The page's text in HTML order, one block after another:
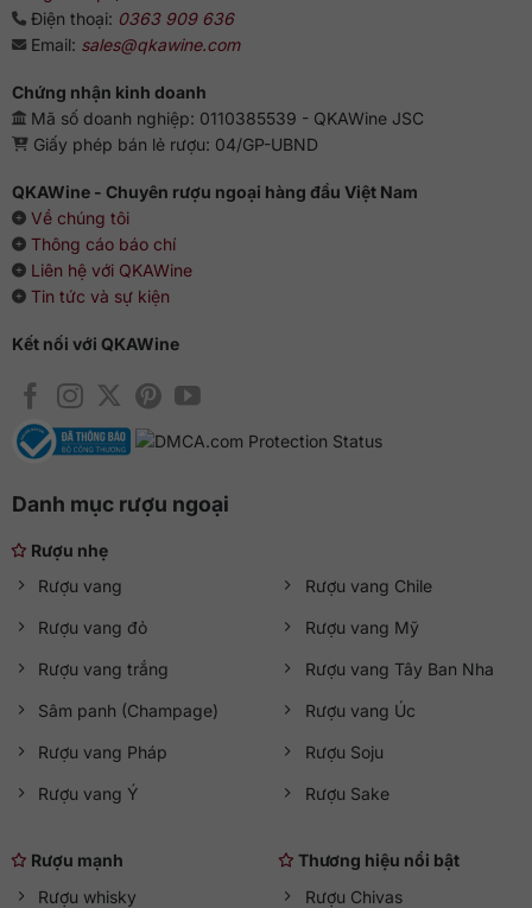
Điện thoại: 0363 909 636
Email: sales@qkawine.com
Chứng nhận kinh doanh
Mã số doanh nghiệp: 0110385539 - QKAWine JSC
Giấy phép bán lẻ rượu: 04/GP-UBND
QKAWine - Chuyên rượu ngoại hàng đầu Việt Nam
Về chúng tôi
Thông cáo báo chí
Liên hệ với QKAWine
Tin tức và sự kiện
Kết nối với QKAWine
Danh mục rượu ngoại
Rượu nhẹ
Rượu vang
Rượu vang đỏ
Rượu vang trắng
Sâm panh (Champage)
Rượu vang Pháp
Rượu vang Ý
Rượu vang Chile
Rượu vang Mỹ
Rượu vang Tây Ban Nha
Rượu vang Úc
Rượu Soju
Rượu Sake
Rượu mạnh
Rượu whisky
Thương hiệu nổi bật
Rượu Chivas